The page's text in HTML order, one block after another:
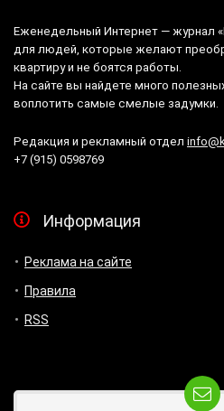
Еженедельный Интернет — журнал
для людей, которые желают
квартиру и не боятся работы.
На сайте вы найдете много
воплотить самые смелые задумки.
Редакция и рекламный отдел
+7 (915) 0598769
Информация
Реклама на сайте
Правила
RSS